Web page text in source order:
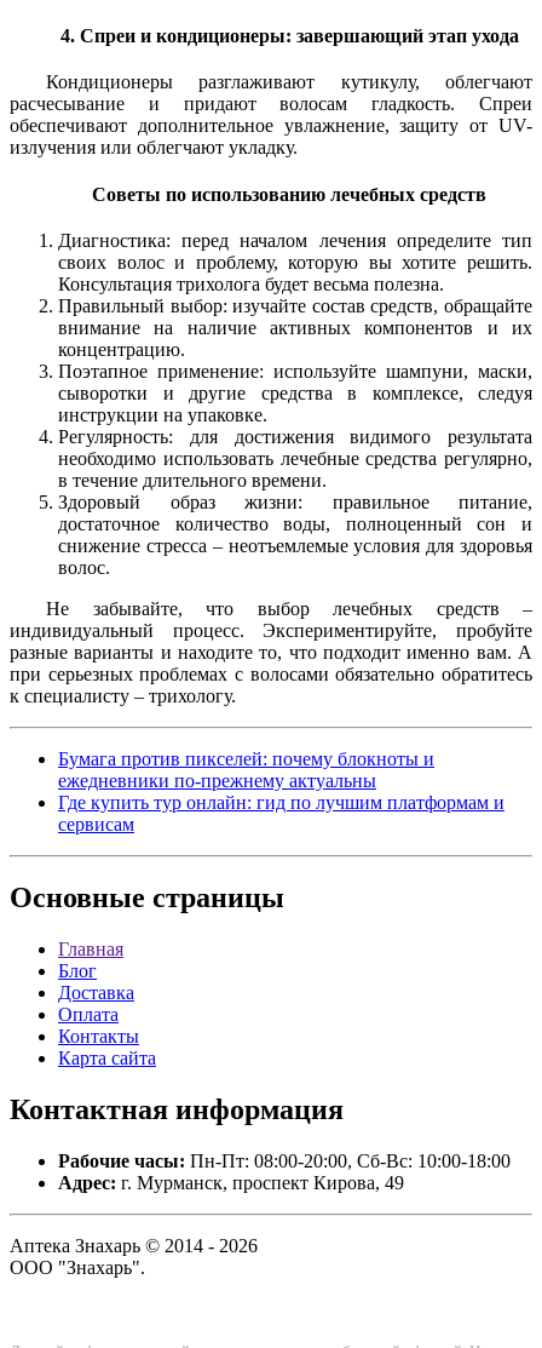
4. Спреи и кондиционеры: завершающий этап ухода
Кондиционеры разглаживают кутикулу, облегчают
расчесывание и придают волосам гладкость. Спреи
обеспечивают дополнительное увлажнение, защиту от UV-
излучения или облегчают укладку.
Советы по использованию лечебных средств
Диагностика: перед началом лечения определите тип
своих волос и проблему, которую вы хотите решить.
Консультация трихолога будет весьма полезна.
Правильный выбор: изучайте состав средств, обращайте
внимание на наличие активных компонентов и их
концентрацию.
Поэтапное применение: используйте шампуни, маски,
сыворотки и другие средства в комплексе, следуя
инструкции на упаковке.
Регулярность: для достижения видимого результата
необходимо использовать лечебные средства регулярно,
в течение длительного времени.
Здоровый образ жизни: правильное питание,
достаточное количество воды, полноценный сон и
снижение стресса – неотъемлемые условия для здоровья
волос.
Не забывайте, что выбор лечебных средств –
индивидуальный процесс. Экспериментируйте, пробуйте
разные варианты и находите то, что подходит именно вам. А
при серьезных проблемах с волосами обязательно обратитесь
к специалисту – трихологу.
Бумага против пикселей: почему блокноты и
ежедневники по-прежнему актуальны
Где купить тур онлайн: гид по лучшим платформам и
сервисам
Основные страницы
Главная
Блог
Доставка
Оплата
Контакты
Карта сайта
Контактная информация
Рабочие часы: Пн-Пт: 08:00-20:00, Сб-Вс: 10:00-18:00
Адрес: г. Мурманск, проспект Кирова, 49
Аптека Знахарь © 2014 - 2026
ООО "Знахарь".